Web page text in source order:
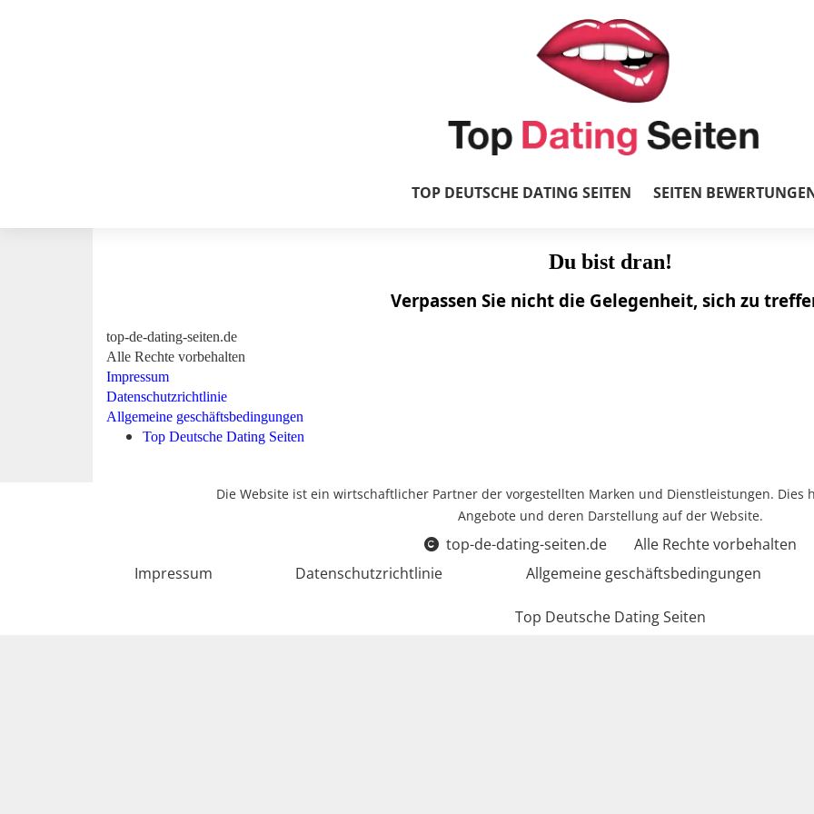
TOP DEUTSCHE DATING SEITEN SEITEN
Du bist dran!
Verpassen Sie nicht die Gelegenheit, sich zu
top-de-dating-seiten.de
Alle Rechte vorbehalten
Impressum
Datenschutzrichtlinie
Allgemeine geschäftsbedingungen
Top Deutsche Dating Seiten
Die Website ist ein wirtschaftlicher Partner der vorgestellten Marken und Dienstleistungen. Dies
Angebote und deren Darstellung auf der Website.
top-de-dating-seiten.de
Alle Rechte vorbehalten
Impressum
Datenschutzrichtlinie Allgemeine geschäftsbedingungen
Top Deutsche Dating Seiten